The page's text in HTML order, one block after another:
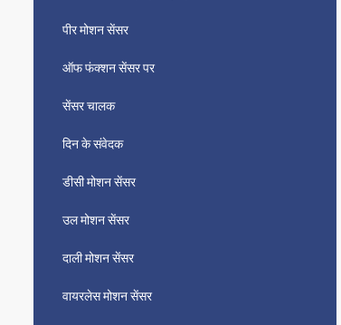
पीर मोशन सेंसर
ऑफ फंक्शन सेंसर पर
सेंसर चालक
दिन के संवेदक
डीसी मोशन सेंसर
उल मोशन सेंसर
दाली मोशन सेंसर
वायरलेस मोशन सेंसर